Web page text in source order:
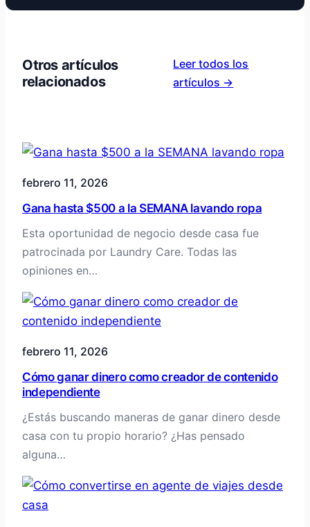
Otros artículos
relacionados
Leer todos los
artículos →
febrero 11, 2026
Gana hasta $500 a la SEMANA lavando ropa
Esta oportunidad de negocio desde casa fue
patrocinada por Laundry Care. Todas las
opiniones en…
febrero 11, 2026
Cómo ganar dinero como creador de contenido
independiente
¿Estás buscando maneras de ganar dinero desde
casa con tu propio horario? ¿Has pensado
alguna…